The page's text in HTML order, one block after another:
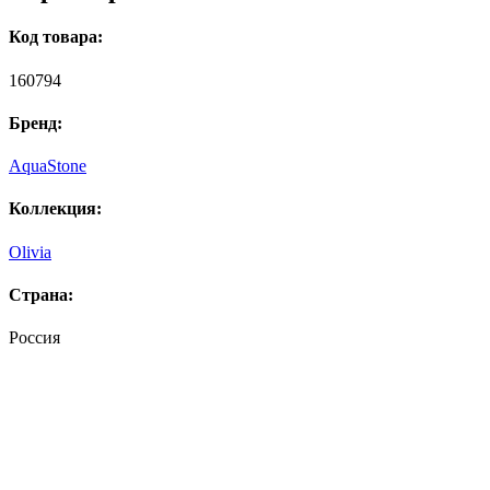
Код товара:
160794
Бренд:
AquaStone
Коллекция:
Olivia
Страна:
Россия